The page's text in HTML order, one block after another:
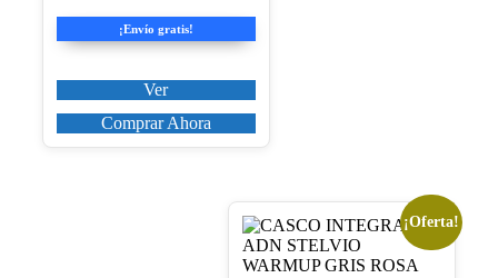
original
era:
actual
es:
¡Envío gratis!
Ver
Comprar Ahora
¡Oferta!
Este
producto
tiene